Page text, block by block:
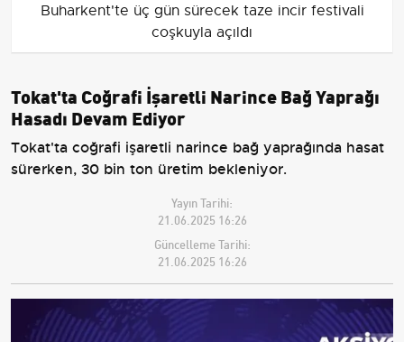
Buharkent'te üç gün sürecek taze incir festivali
coşkuyla açıldı
Tokat'ta Coğrafi İşaretli Narince Bağ Yaprağı
Hasadı Devam Ediyor
Tokat'ta coğrafi işaretli narince bağ yaprağında hasat
sürerken, 30 bin ton üretim bekleniyor.
Yayın Tarihi:
21.06.2025 16:26
Güncelleme Tarihi:
21.06.2025 16:26